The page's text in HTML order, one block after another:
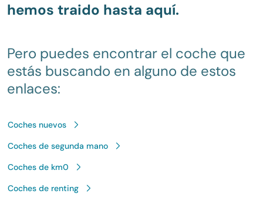
hemos traido hasta aquí.
Pero puedes encontrar el coche que
estás buscando en alguno de estos
enlaces:
Coches nuevos
Coches de segunda mano
Coches de km0
Coches de renting